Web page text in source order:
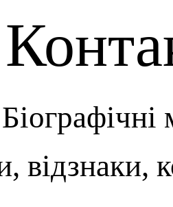
Біографічні
відзнаки,